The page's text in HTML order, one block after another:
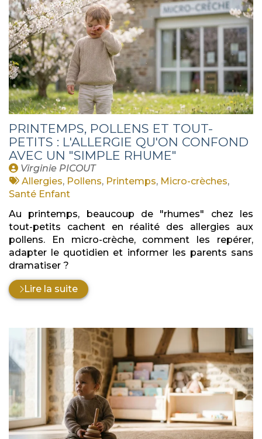
PRINTEMPS, POLLENS ET TOUT-
PETITS : L'ALLERGIE QU'ON CONFOND
AVEC UN "SIMPLE RHUME"
Publié
par
Virginie PICOUT
Tags
:
Allergies, Pollens, Printemps, Micro-crèches,
Santé Enfant
Au printemps, beaucoup de "rhumes" chez les
tout-petits cachent en réalité des allergies aux
pollens. En micro-crèche, comment les repérer,
adapter le quotidien et informer les parents sans
dramatiser ?
Lire la suite